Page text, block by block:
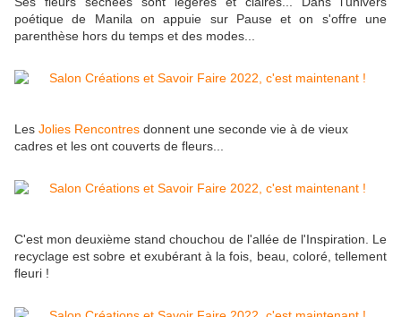
poétique de Manila on appuie sur Pause et on s'offre une
parenthèse hors du temps et des modes...
Les Jolies Rencontres donnent une seconde vie à de vieux
cadres et les ont couverts de fleurs...
C'est mon deuxième stand chouchou de l'allée de l'Inspiration. Le
recyclage est sobre et exubérant à la fois, beau, coloré, tellement
fleuri !